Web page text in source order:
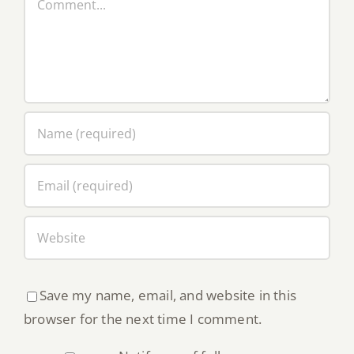
Save my name, email, and website in this
browser for the next time I comment.